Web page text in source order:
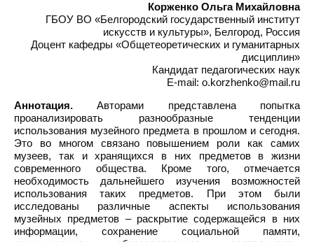
Корженко Ольга Михайловна
ГБОУ ВО «Белгородский государственный институт
искусств и культуры», Белгород, Россия
Доцент кафедры «Общетеоретических и гуманитарных
дисциплин»
Кандидат педагогических наук
E-mail: o.korzhenko@mail.ru
Аннотация. Авторами представлена попытка
проанализировать разнообразные тенденции
использования музейного предмета в прошлом и сегодня.
Это во многом связано повышением роли как самих
музеев, так и хранящихся в них предметов в жизни
современного общества. Кроме того, отмечается
необходимость дальнейшего изучения возможностей
использования таких предметов. При этом были
исследованы различные аспекты использования
музейных предметов – раскрытие содержащейся в них
информации, сохранение социальной памяти,